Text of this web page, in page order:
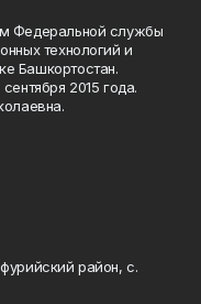
Федеральной службы
технологий и
Башкортостан.
2015 года.
район, с.